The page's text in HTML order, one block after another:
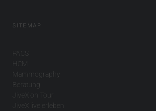
SITEMAP
PACS
HCM
Mammography
Beratung
JiveX on Tour
JiveX live erleben